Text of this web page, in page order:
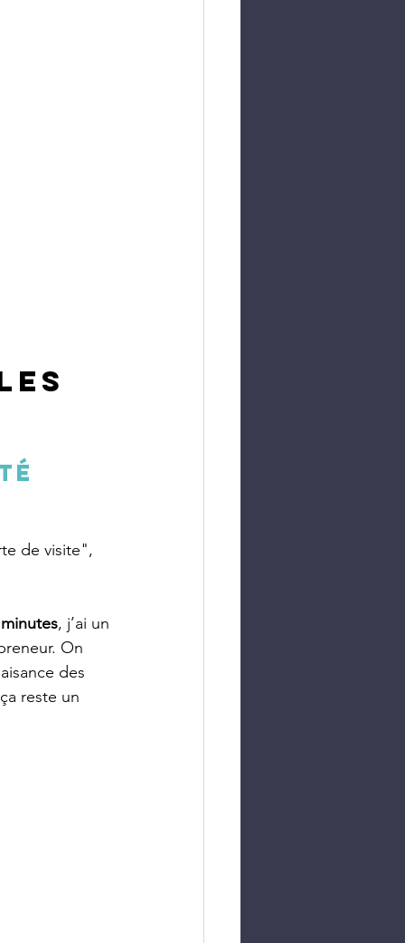
de visite",
, j’ai un
On
des
reste un